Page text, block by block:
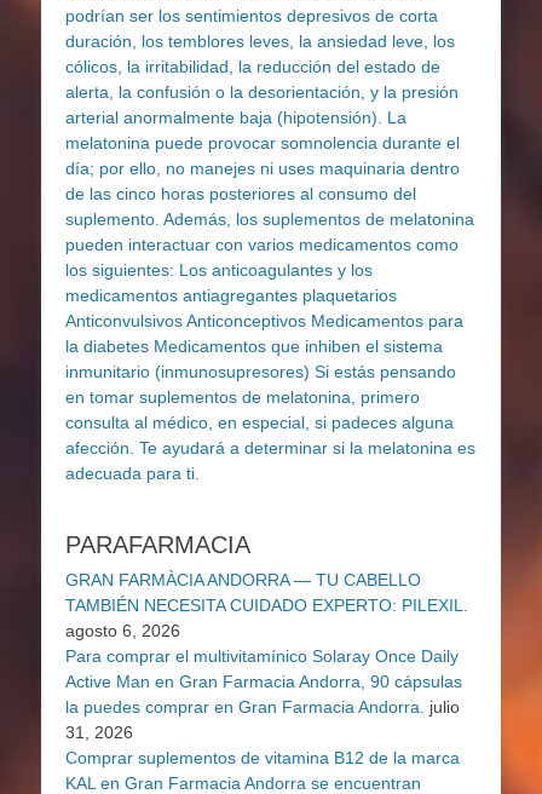
PARAFARMACIA
GRAN FARMÀCIA ANDORRA — TU CABELLO
TAMBIÉN NECESITA CUIDADO EXPERTO: PILEXIL.
agosto 6, 2026
Para comprar el multivitamínico Solaray Once Daily
Active Man en Gran Farmacia Andorra, 90 cápsulas
la puedes comprar en Gran Farmacia Andorra.
julio
31, 2026
Comprar suplementos de vitamina B12 de la marca
KAL en Gran Farmacia Andorra se encuentran